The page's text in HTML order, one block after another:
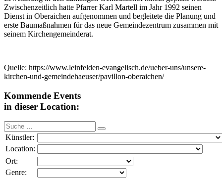
Zwischenzeitlich hatte Pfarrer Karl Martell im Jahr 1992 seinen
Dienst in Oberaichen aufgenommen und begleitete die Planung und
erste Baumaßnahmen für das neue Gemeindezentrum zusammen mit
seinem Kirchengemeinderat.
Quelle: https://www.leinfelden-evangelisch.de/ueber-uns/unsere-
kirchen-und-gemeindehaeuser/pavillon-oberaichen/
Kommende Events
in dieser Location:
Suche
nach:
Künstler:
Location:
Ort:
Genre: